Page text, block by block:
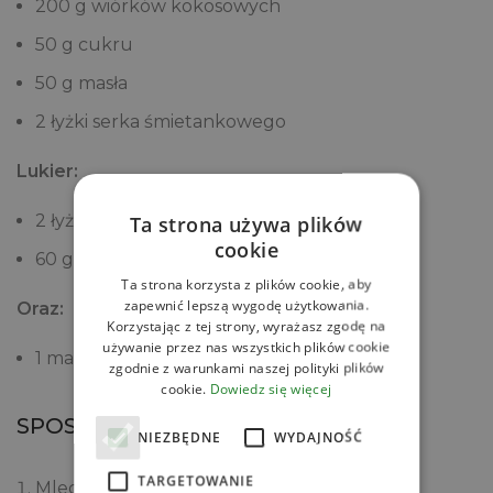
200 g wiórków kokosowych
50 g cukru
50 g masła
2 łyżki serka śmietankowego
Lukier:
2 łyżki
Pulpy z marakui QF Quality Food
60 g cukru pudru
Oraz:
1 małe jajko do posmarowania
SPOSÓB PRZYGOTOWANIA
Mleczko kokosowe na zaczyn podgrzej
Ta strona używa plików
cookie
Ta strona korzysta z plików cookie, aby
zapewnić lepszą wygodę użytkowania.
Korzystając z tej strony, wyrażasz zgodę na
używanie przez nas wszystkich plików cookie
zgodnie z warunkami naszej polityki plików
cookie. Dowiedz się więcej
NIEZBĘDNE WYDAJNOŚĆ
TARGETOWANIE